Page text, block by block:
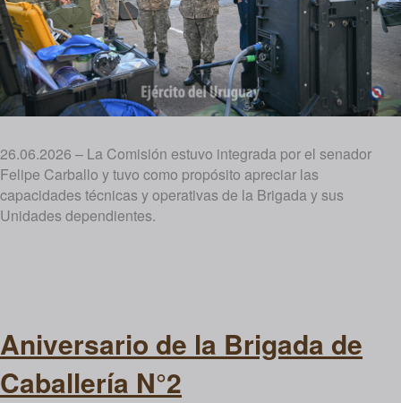
26.06.2026 – La Comisión estuvo integrada por el senador
Felipe Carballo y tuvo como propósito apreciar las
capacidades técnicas y operativas de la Brigada y sus
Unidades dependientes.
Aniversario de la Brigada de
Caballería N°2